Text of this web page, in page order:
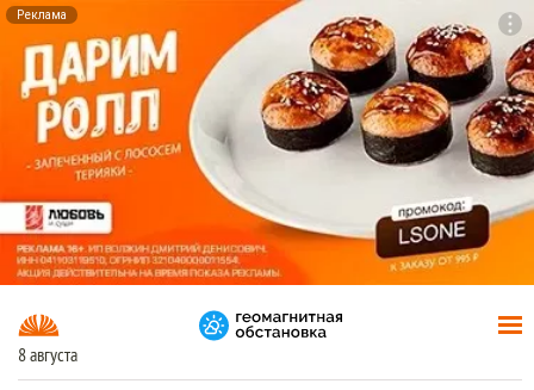
Реклама
8 августа